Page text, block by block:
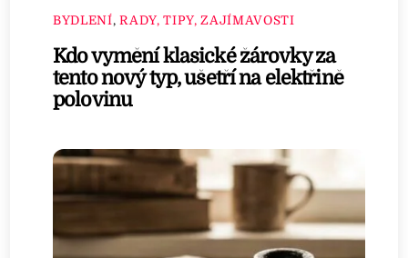
BYDLENÍ,RADY, TIPY, ZAJÍMAVOSTI
Kdo vymění klasické žárovky za
tento nový typ, ušetří na elektřině
polovinu